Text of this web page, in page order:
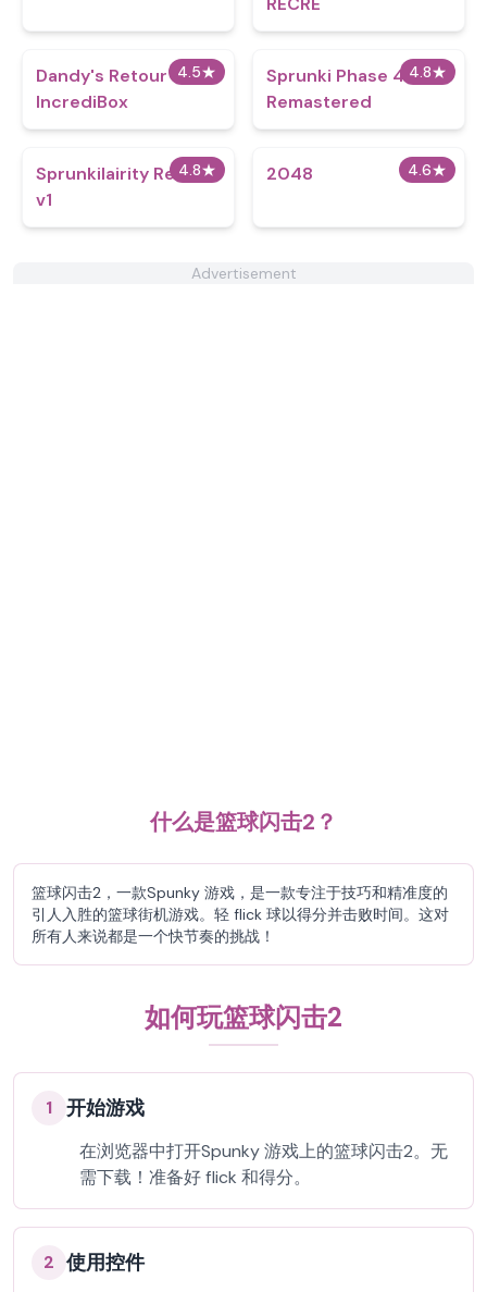
4.5★
Dandy's Retour
IncrediBox
4.8★
Sprunki Phase 4
Remastered
4.8★
Sprunkilairity Remake
v1
4.6★
2048
Advertisement
什么是篮球闪击2？
篮球闪击2，一款Spunky 游戏，是一款专注于技巧和精准度的
引人入胜的篮球街机游戏。轻 flick 球以得分并击败时间。这对
所有人来说都是一个快节奏的挑战！
如何玩篮球闪击2
1 开始游戏
在浏览器中打开Spunky 游戏上的篮球闪击2。无
需下载！准备好 flick 和得分。
2 使用控件